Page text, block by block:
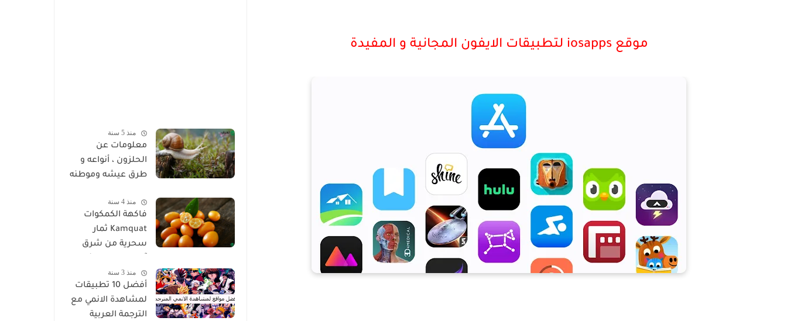
موقع iosapps لتطبيقات الايفون المجانية و المفيدة
منذ 5 سنة
معلومات عن
الحلزون ، أنواعه و
طرق عيشه وموطنه
منذ 4 سنة
فاكهة الكمكوات
Kamquat ثمار
سحرية من شرق
غير عادية
منذ 3 سنة
أفضل 10 تطبيقات
لمشاهدة الانمي مع
الترجمة العربية